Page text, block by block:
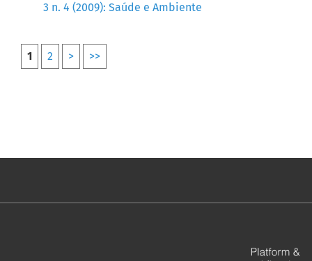
3 n. 4 (2009): Saúde e Ambiente
1 2 > >>